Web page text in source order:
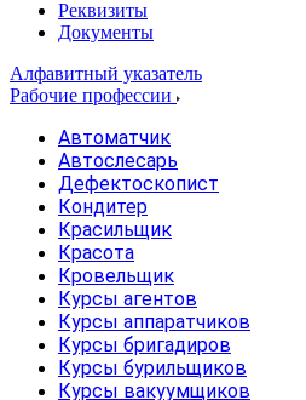
Реквизиты
Документы
Алфавитный указатель
Рабочие профессии
Автоматчик
Автослесарь
Дефектоскопист
Кондитер
Красильщик
Красота
Кровельщик
Курсы агентов
Курсы аппаратчиков
Курсы бригадиров
Курсы бурильщиков
Курсы вакуумщиков